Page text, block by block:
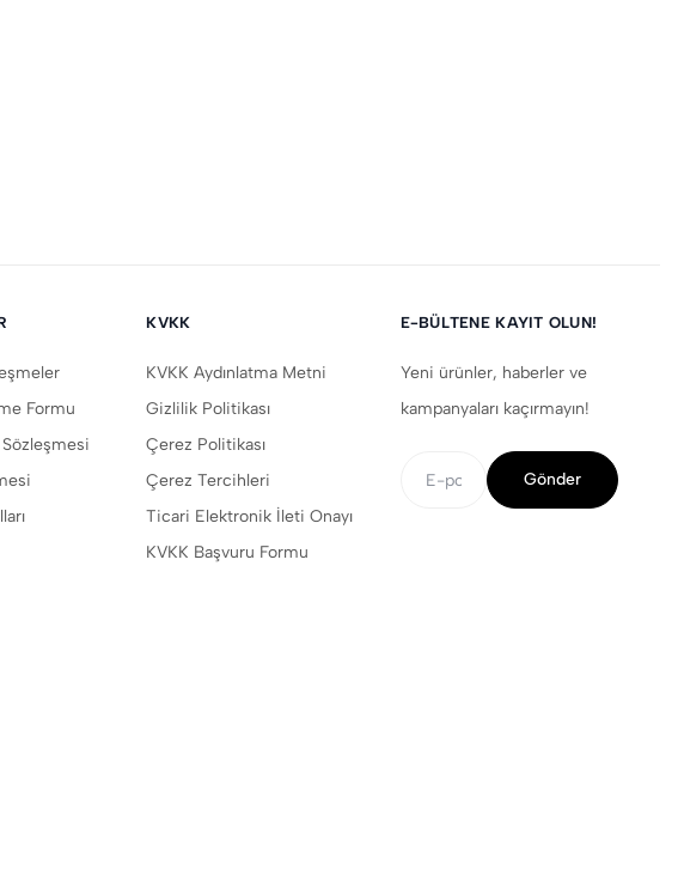
Formu
Sözleşmesi
KVKK
KVKK Aydınlatma Metni
Gizlilik Politikası
Çerez Politikası
Çerez Tercihleri
Ticari Elektronik İleti Onayı
KVKK Başvuru Formu
E-BÜLTENE KAYIT OLUN!
Yeni ürünler, haberler ve
kampanyaları kaçırmayın!
Gönder